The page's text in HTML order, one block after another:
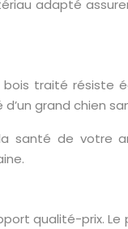
adapté
traité résiste
grand chien
santé de votre
qualité-prix.